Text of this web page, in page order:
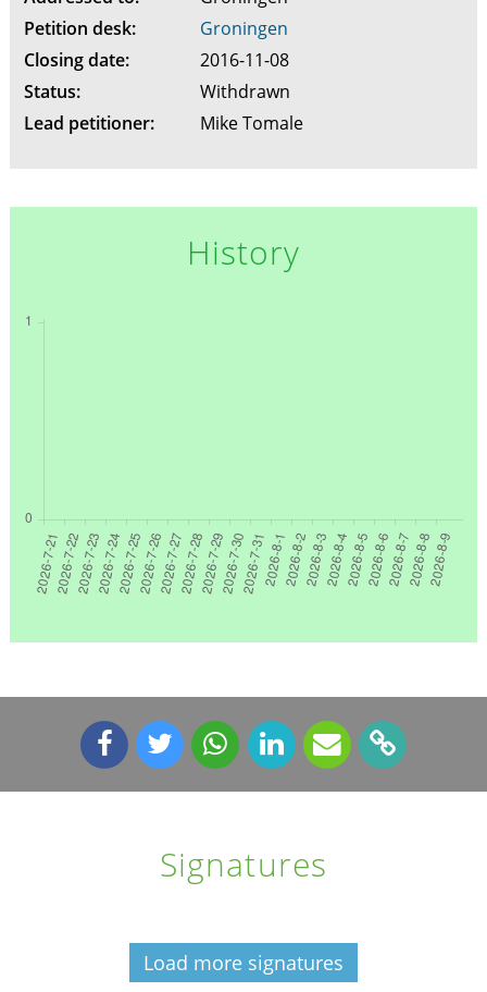
Petition desk:
Groningen
Closing date:
2016-11-08
Status:
Withdrawn
Lead petitioner:
Mike Tomale
History
Signatures
Load more signatures